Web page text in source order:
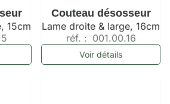
15cm
Couteau désosseur
Lame droite & large, 16cm
réf. : 001.00.16
Voir détails